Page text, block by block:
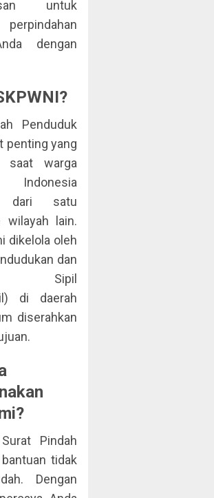
untuk
dengan
Penduduk
penting yang
saat warga
dari satu
wilayah lain.
dikelola oleh
dan
Sipil
di daerah
diserahkan
Pindah
tidak
Dengan